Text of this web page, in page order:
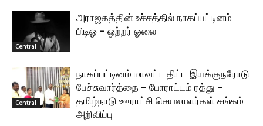
Central
அராஜகத்தின் உச்சத்தில் நாகப்பட்டினம்
பிடிஓ – ஒற்றர் ஓலை
Central
நாகப்பட்டினம் மாவட்ட திட்ட இயக்குநரோடு
பேச்சுவார்த்தை – போராட்டம் ரத்து –
தமிழ்நாடு ஊராட்சி செயலாளர்கள் சங்கம்
அறிவிப்பு